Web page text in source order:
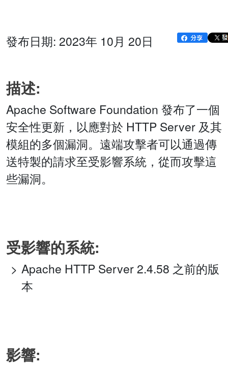
發布日期: 2023年 10月 20日
描述:
Apache Software Foundation 發布了一個
安全性更新，以應對於 HTTP Server 及其
模組的多個漏洞。遠端攻擊者可以通過傳
送特製的請求至受影響系統，從而攻擊這
些漏洞。
受影響的系統:
Apache HTTP Server 2.4.58 之前的版
本
影響: